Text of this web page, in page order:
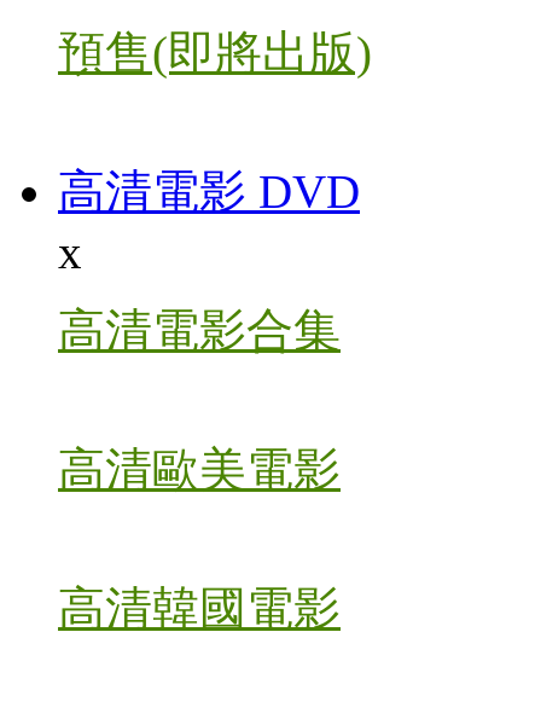
預售(即將出版)
高清電影 DVD
x
高清電影合集
高清歐美電影
高清韓國電影